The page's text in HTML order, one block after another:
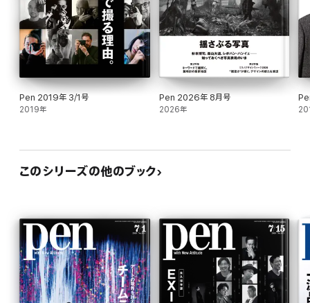
ルーク・メイヤー/オーエーエムシー
ラフ・シモンズ/アディダス バイ ラフ・シモンズ
デニム愛にあふれる、着こなしをチェック!
目利きが語りたくなる、この一本・この一足。
五宝賢太郎 靴職人
小澤匡行 エディター
久保田 博 テーラー「ブルーシアーズ」オーナー
ピーター・カルドナ スタイリスト
Pen 2019年 3/1号
2019年
Pen 2026年 8月号
2026年
このシリーズの他のブック